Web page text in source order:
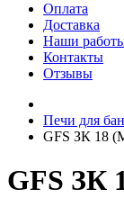
Оплата
Доставка
Наши
Контакты
Отзывы
Печи для
GFS ЗК 18
GFS ЗК